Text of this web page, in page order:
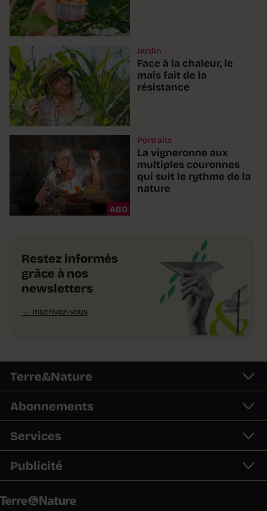
Jardin
Face à la chaleur, le
maïs fait de la
résistance
ABO
Portraits
La vigneronne aux
multiples couronnes
qui suit le rythme de la
nature
Restez informés
grâce à nos
newsletters
Inscrivez-vous
Terre&Nature
Abonnements
Services
Publicité